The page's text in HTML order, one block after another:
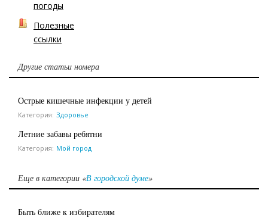
погоды
Полезные
ссылки
Другие статьи номера
Острые кишечные инфекции у детей
Категория: Здоровье
Летние забавы ребятни
Категория: Мой город
Еще в категории «В городской думе»
Быть ближе к избирателям